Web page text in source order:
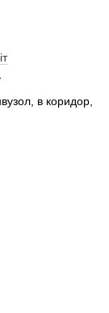
в коридор,